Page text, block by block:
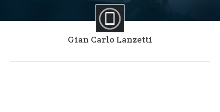
Gian Carlo Lanzetti